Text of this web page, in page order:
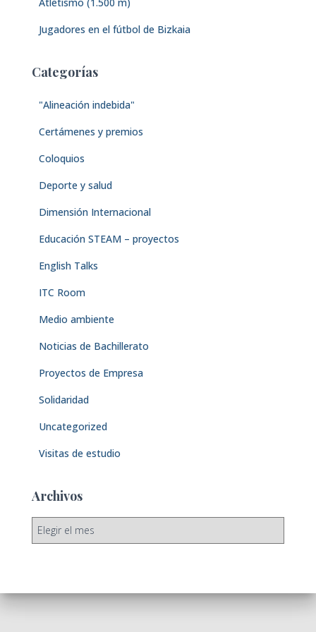
Atletismo (1.500 m)
Jugadores en el fútbol de Bizkaia
Categorías
"Alineación indebida"
Certámenes y premios
Coloquios
Deporte y salud
Dimensión Internacional
Educación STEAM – proyectos
English Talks
ITC Room
Medio ambiente
Noticias de Bachillerato
Proyectos de Empresa
Solidaridad
Uncategorized
Visitas de estudio
Archivos
A
r
v